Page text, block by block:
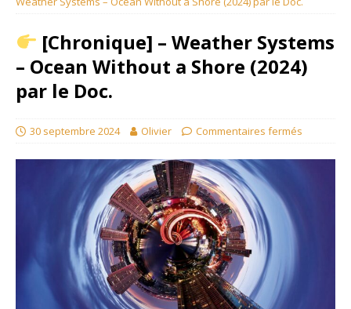
[Chronique] – Weather Systems
– Ocean Without a Shore (2024)
par le Doc.
30 septembre 2024 Olivier Commentaires fermés